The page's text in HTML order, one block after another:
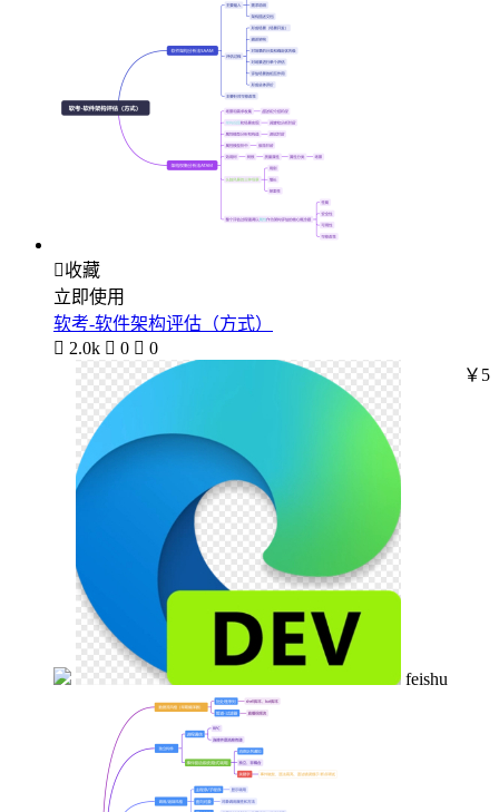
收藏
立即使用
软考-软件架构评估（方式）
 2.0k  0  0
feishu
￥5